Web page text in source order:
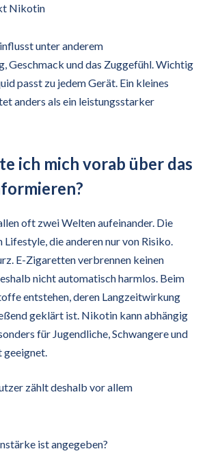
Nikotin
unter anderem
Geschmack und das Zuggefühl. Wichtig
passt zu jedem Gerät. Ein kleines
anders als ein leistungsstarker
ich mich vorab über das
oft zwei Welten aufeinander. Die
Lifestyle, die anderen nur von Risiko.
E-Zigaretten verbrennen keinen
nicht automatisch harmlos. Beim
entstehen, deren Langzeitwirkung
geklärt ist. Nikotin kann abhängig
für Jugendliche, Schwangere und
zählt deshalb vor allem
ist angegeben?